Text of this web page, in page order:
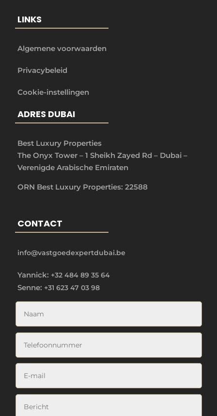
LINKS
Algemene voorwaarden
Privacybeleid
Cookie-instellingen
ADRES DUBAI
Best Luxury Properties
The Onyx Tower – 1 Sheikh Zayed Rd – Dubai –
Verenigde Arabische Emiraten
ORN Best Luxury Properties: 22588
CONTACT
info@vastgoedexpertdubai.be
Yannick: +32 484 89 35 64
Senne: +31 623 47 03 98